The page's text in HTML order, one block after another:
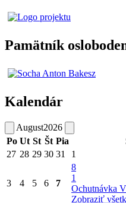
Pamätník
Kalendár
August2026
Po Ut St Št Pia
27 28 29 30 31 1
3 4 5 6 7
8
1
Ochutnávka
Zobraziť